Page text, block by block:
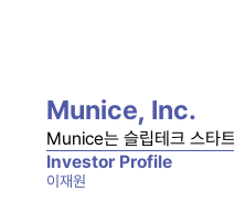
Munice, Inc.
Munice는 슬립테크 스타
Investor Profile
이재원